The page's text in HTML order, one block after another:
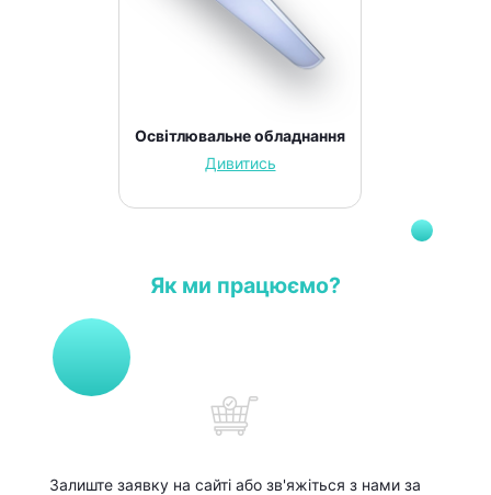
Освітлювальне обладнання
Дивитись
Як ми працюємо?
Залиште заявку на сайті або зв'яжіться з нами за